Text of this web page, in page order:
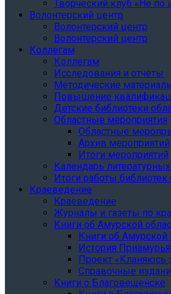
Творческий клуб «Не по
Волонтерский центр
Волонтерский центр
Волонтерский центр
Коллегам
Коллегам
Исследования и отчеты
Методические
Повышение
Детские библиотеки
Областные мероприятия
Областные
Архив мероприятий
Итоги мероприятий
Календарь
Итоги работы библиотек
Краеведение
Краеведение
Журналы и газеты по
Книги об Амурской
Книги об Амурской
История Приамурья
Проект «Кланяюсь
Справочные
Книги о Благовещенске